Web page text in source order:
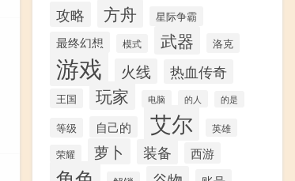
攻略 方舟 星际争霸
最终幻想 模式 武器 洛克
游戏 火线 热血传奇
王国 玩家 电脑 的人 的是
等级 自己的 艾尔
英雄
荣耀
萝卜 装备 西游